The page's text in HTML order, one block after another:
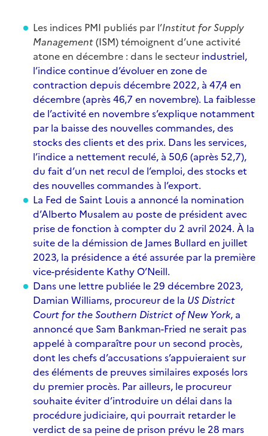
Les indices PMI publiés par l’Institut for Supply
Management(ISM) témoignent d’une activité
atone en décembre : dans le secteur industriel,
l’indice continue d’évoluer en zone de
contraction depuis décembre 2022, à 47,4 en
décembre (après 46,7 en novembre). La faiblesse
de l’activité en novembre s’explique notamment
par la baisse des nouvelles commandes, des
stocks des clients et des prix. Dans lesservices,
l’indice a nettement reculé, à 50,6 (après 52,7),
du fait d’un net recul de l’emploi, des stocks et
des nouvelles commandes à l’export.
La Fed de Saint Louis a annoncé la nomination
d’Alberto Musalem au poste de président avec
prise de fonction à compter du 2 avril 2024. À la
suite de la démission de James Bullard en juillet
2023, la présidence a été assurée par la première
vice-présidente Kathy O’Neill.
Dans une lettre publiée le 29 décembre 2023,
Damian Williams, procureur de la US District
Court for the Southern District of New York, a
annoncé que Sam Bankman-Fried ne serait pas
appelé à comparaître pour un second procès,
dont les chefs d’accusations s’appuieraient sur
des éléments de preuves similaires exposés lors
du premier procès. Par ailleurs, le procureur
souhaite éviter d’introduire un délai dans la
procédure judiciaire, qui pourrait retarder le
verdict de sa peine de prison prévu le 28 mars